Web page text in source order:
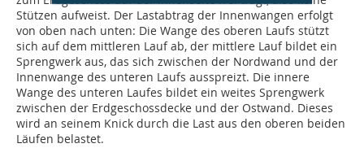
Stützen aufweist. Der Lastabtrag der Innenwangen erfolgt
von oben nach unten: Die Wange des oberen Laufs stützt
sich auf dem mittleren Lauf ab, der mittlere Lauf bildet ein
Sprengwerk aus, das sich zwischen der Nordwand und der
Innenwange des unteren Laufs ausspreizt. Die innere
Wange des unteren Laufes bildet ein weites Sprengwerk
zwischen der Erdgeschossdecke und der Ostwand. Dieses
wird an seinem Knick durch die Last aus den oberen beiden
Läufen belastet.